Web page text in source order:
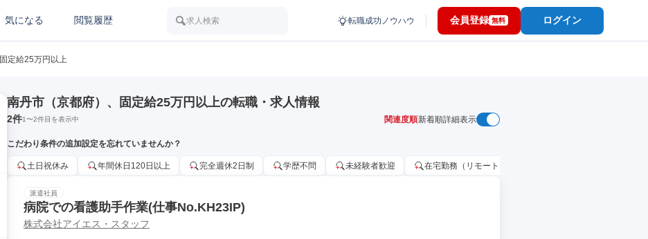
気になる 閲覧履歴 求人検索 転職成功ノウハウ 会員登録 無料 ログイン
固定給25万円以上
南丹市（京都府）、固定給25万円以上の転職・求人情報
2件1〜2件目を表示中 関連度順新着順詳細表示
こだわり条件の追加設定を忘れていませんか？
土日祝休み 年間休日120日以上 完全週休2日制 学歴不問 未経験者歓迎 在宅勤務（リモートワーク）OK
派遣社員
病院での看護助手作業(仕事No.KH23IP)
株式会社アイエス・スタッフ